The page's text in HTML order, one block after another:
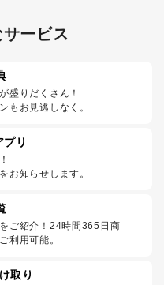
ービス
盛りだくさん！
もお見逃しなく。
リ
お知らせします。
ご紹介！24時間365日商
利用可能。
取り